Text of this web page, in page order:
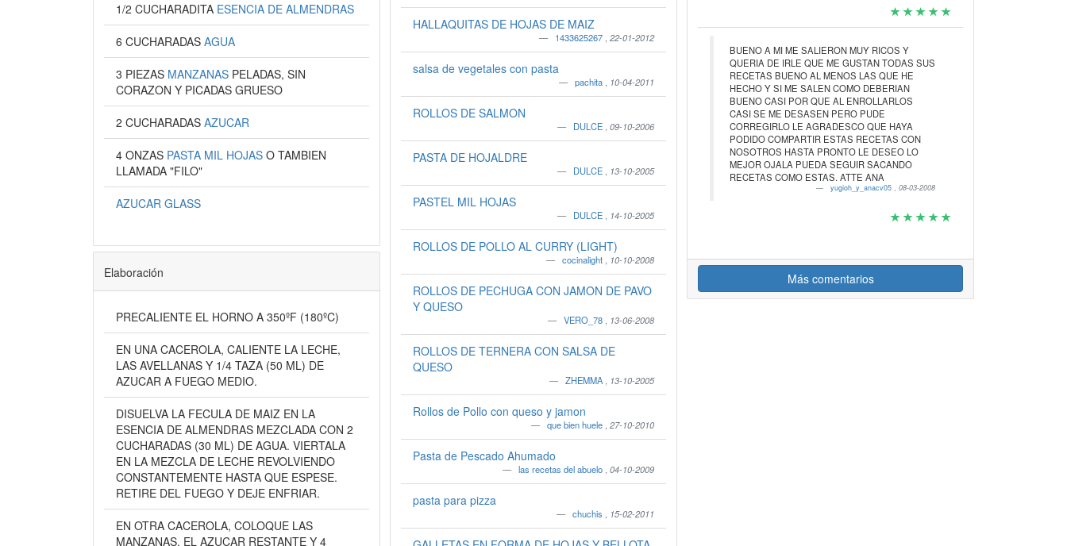
1/2 CUCHARADITA ESENCIA DE ALMENDRAS
6 CUCHARADAS AGUA
3 PIEZAS MANZANAS PELADAS, SIN
CORAZON Y PICADAS GRUESO
2 CUCHARADAS AZUCAR
4 ONZAS PASTA MIL HOJAS O TAMBIEN
LLAMADA "FILO"
AZUCAR GLASS
Elaboración
PRECALIENTE EL HORNO A 350ºF (180ºC)
EN UNA CACEROLA, CALIENTE LA LECHE,
LAS AVELLANAS Y 1/4 TAZA (50 ML) DE
AZUCAR A FUEGO MEDIO.
DISUELVA LA FECULA DE MAIZ EN LA
ESENCIA DE ALMENDRAS MEZCLADA CON 2
CUCHARADAS (30 ML) DE AGUA. VIERTALA
EN LA MEZCLA DE LECHE REVOLVIENDO
CONSTANTEMENTE HASTA QUE ESPESE.
RETIRE DEL FUEGO Y DEJE ENFRIAR.
EN OTRA CACEROLA, COLOQUE LAS
MANZANAS, EL AZUCAR RESTANTE Y 4
HALLAQUITAS DE HOJAS DE MAIZ
1433625267 ,22-01-2012
salsa de vegetales con pasta
pachita 10-04-2011
ROLLOS DE SALMON
DULCE ,09-10-2006
PASTA DE HOJALDRE
DULCE 13-10-2005
PASTEL MIL HOJAS
DULCE 14-10-2005
ROLLOS DE POLLO AL CURRY (LIGHT)
cocinalight 10-10-2008
ROLLOS DE PECHUGA CON JAMON DE PAVO
Y QUESO
VERO_78 13-06-2008
ROLLOS DE TERNERA CON SALSA DE
QUESO
ZHEMMA 13-10-2005
Rollos de Pollo con queso y jamon
que bien huele ,27-10-2010
Pasta de Pescado Ahumado
las recetas del abuelo ,04-10-2009
pasta para pizza
chuchis 15-02-2011
BUENO A MI ME SALIERON MUY RICOS Y
QUERIA DE IRLE QUE ME GUSTAN TODAS SUS
RECETAS BUENO AL MENOS LAS QUE HE
HECHO Y SI ME SALEN COMO DEBERIAN
BUENO CASI POR QUE AL ENROLLARLOS
CASI SE ME DESASEN PERO PUDE
CORREGIRLO LE AGRADESCO QUE HAYA
PODIDO COMPARTIR ESTAS RECETAS CON
NOSOTROS HASTA PRONTO LE DESEO LO
MEJOR OJALA PUEDA SEGUIR SACANDO
RECETAS COMO ESTAS. ATTE ANA
yugioh_y_anacv05,08-03-2008
Más comentarios